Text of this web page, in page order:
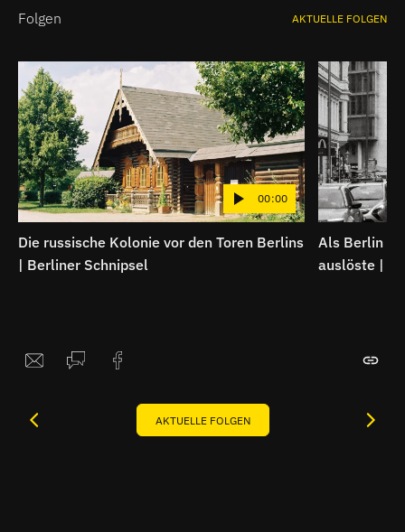
Folgen AKTUELLE FOLGEN
00:00
Die russische Kolonie vor den Toren Berlins
| Berliner Schnipsel
Als Berlin
auslöste |
AKTUELLE FOLGEN